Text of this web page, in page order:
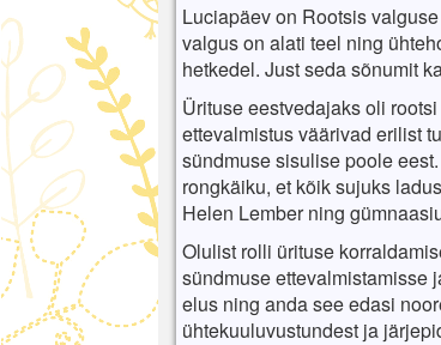
Luciapäev on Rootsis
valgus on alati teel ning
hetkedel. Just seda sõnumit
Ürituse eestvedajaks oli
ettevalmistus väärivad erilist
sündmuse sisulise poole
rongkäiku, et kõik sujuks
Helen Lember ning
Olulist rolli ürituse
sündmuse ettevalmistamisse
elus ning anda see edasi
ühtekuuluvustundest ja